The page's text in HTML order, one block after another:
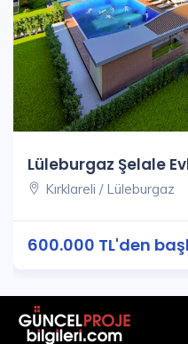
Lüleburgaz Şelale
Kırklareli / Lüleburgaz
600.000 TL'den